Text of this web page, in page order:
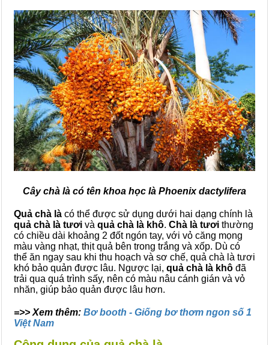
Cây chà là có tên khoa học là Phoenix dactylifera
Quả chà là có thể được sử dụng dưới hai dạng chính là
quả chà là tươi và quả chà là khô. Chà là tươi thường
có chiều dài khoảng 2 đốt ngón tay, với vỏ căng mọng
màu vàng nhạt, thịt quả bên trong trắng và xốp. Dù có
thể ăn ngay sau khi thu hoạch và sơ chế, quả chà là tươi
khó bảo quản được lâu. Ngược lại, quả chà là khô đã
trải qua quá trình sấy, nên có màu nâu cánh gián và vỏ
nhăn, giúp bảo quản được lâu hơn.
=>> Xem thêm: Bơ booth - Giống bơ thơm ngon số 1
Việt Nam